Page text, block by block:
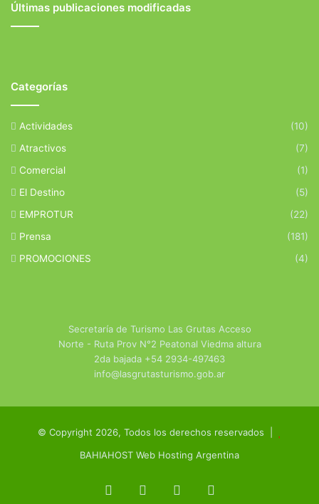
Últimas publicaciones modificadas
Categorías
Actividades
(10)
Atractivos
(7)
Comercial
(1)
El Destino
(5)
EMPROTUR
(22)
Prensa
(181)
PROMOCIONES
(4)
Secretaría de Turismo Las Grutas Acceso
Norte - Ruta Prov N°2 Peatonal Viedma altura
2da bajada +54 2934-497463
info@lasgrutasturismo.gob.ar
© Copyright 2026, Todos los derechos reservados |
BAHIAHOST Web Hosting Argentina
Facebook YouTube